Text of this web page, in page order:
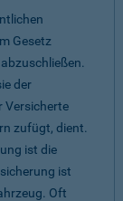
Gesetz
der
Versicherte
zufügt, dient.
ist die
ist
Oft